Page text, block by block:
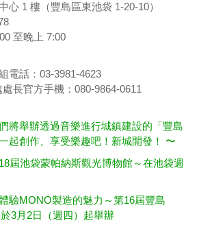
心 1 樓（豐島區東池袋 1-20-10）
至晚上 7:00
電話：03-3981-4623
長官方手機：080-9864-0611
將舉辦透過音樂進行城鎮建設的「豐島
起創作、享受樂趣吧！新城開發！ 〜
屆池袋蒙帕納斯觀光博物館～在池袋週
驗MONO製造的魅力～第16屆豐島
3月2日（週四）起舉辦